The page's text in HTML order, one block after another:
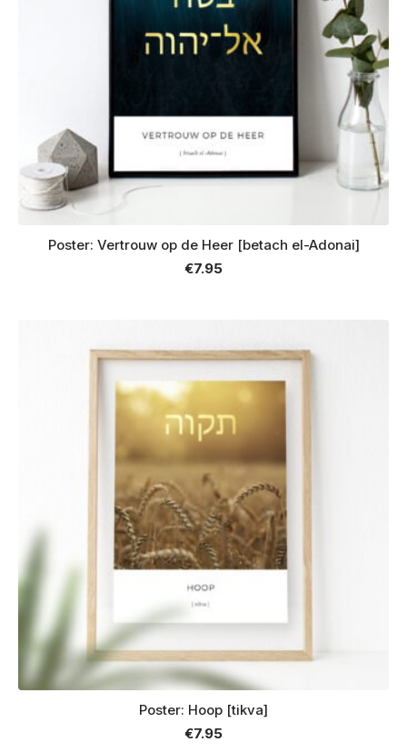
Poster: Vertrouw op de Heer [betach el-Adonai]
€7.95
Poster: Hoop [tikva]
€7.95